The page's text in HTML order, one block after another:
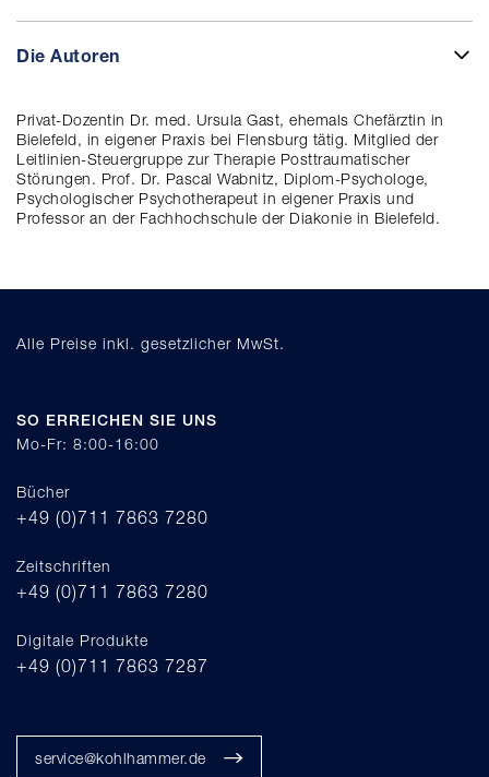
Die Autoren
Privat-Dozentin Dr. med. Ursula Gast, ehemals Chefärztin in
Bielefeld, in eigener Praxis bei Flensburg tätig. Mitglied der
Leitlinien-Steuergruppe zur Therapie Posttraumatischer
Störungen. Prof. Dr. Pascal Wabnitz, Diplom-Psychologe,
Psychologischer Psychotherapeut in eigener Praxis und
Professor an der Fachhochschule der Diakonie in Bielefeld.
Alle Preise inkl. gesetzlicher MwSt.
SO ERREICHEN SIE UNS
Mo-Fr: 8:00-16:00
Bücher
+49 (0)711 7863 7280
Zeitschriften
+49 (0)711 7863 7280
Digitale Produkte
+49 (0)711 7863 7287
service@kohlhammer.de